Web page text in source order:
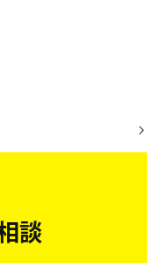
談